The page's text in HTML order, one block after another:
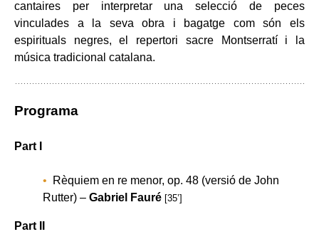
cantaires per interpretar una selecció de peces
vinculades a la seva obra i bagatge com són els
espirituals negres, el repertori sacre Montserratí i la
música tradicional catalana.
Programa
Part I
Rèquiem en re menor, op. 48 (versió de John
Rutter) – Gabriel Fauré [35’]
Part II